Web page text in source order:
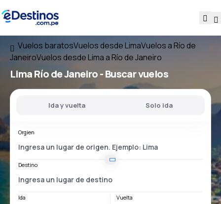
Vuelos baratosVuelos desde LimaVuelos a Río de
JaneiroVuelos desde Lima a Río de Janeiro
Lima Río de Janeiro- Buscar vuelos
Ida y vuelta Solo ida
Orgien
Destino
Ida Vuelta